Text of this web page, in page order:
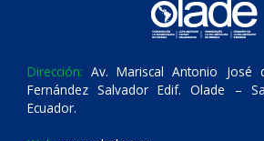
Dirección: Av. Mariscal Antonio José
Fernández Salvador Edif. Olade –
Ecuador.